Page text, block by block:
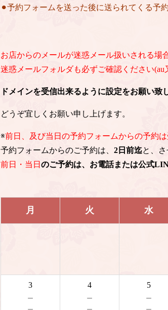
⚫︎予約フォームを送った後に送られてくる予
お店からのメールが迷惑メール扱いされる場
迷惑メールフォルダも必ずご確認ください
ドメインを受信出来るように設定をお願い致
どうぞ宜しくお願い申し上げます。
※前日、及び当日の予約フォームからの予約は
予約フォームからのご予約は、 2日前迄と、
前日・当日 のご予約は、お電話または公式
月 火 水
3
－
4
－
5
－